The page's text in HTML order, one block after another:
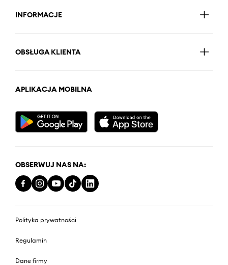
INFORMACJE
OBSŁUGA KLIENTA
APLIKACJA MOBILNA
OBSERWUJ NAS NA:
Polityka prywatności
Regulamin
Dane firmy